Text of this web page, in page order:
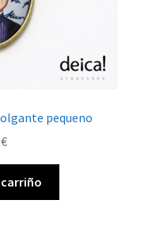
pequeno
€